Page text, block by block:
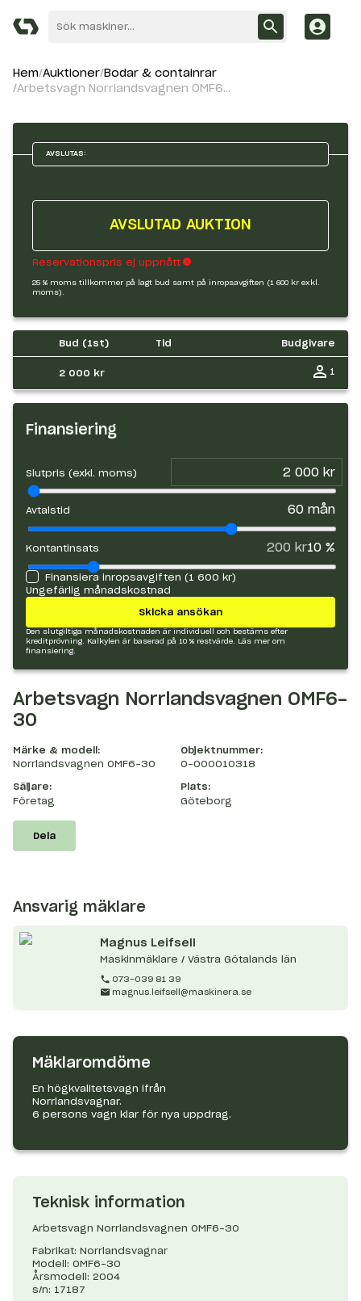
Hem Auktioner Bodar & containrar
Arbetsvagn Norrlandsvagnen OMF6-30
AVSLUTAS:
AVSLUTAD AUKTION
Reservationspris ej uppnått
25 % moms tillkommer på lagt bud samt på inropsavgiften (1 600 kr exkl.
moms).
Bud (1st) Tid Budgivare
2 000 kr 1
Finansiering
Slutpris (exkl. moms)
Avtalstid 60 mån
Kontantinsats 200 kr10 %
Finansiera inropsavgiften (1 600 kr)
Ungefärlig månadskostnad
Skicka ansökan
Den slutgiltiga månadskostnaden är individuell och bestäms efter
kreditprövning. Kalkylen är baserad på 10 % restvärde.
Läs mer om
finansiering.
Arbetsvagn Norrlandsvagnen OMF6-
30
Märke & modell:
Norrlandsvagnen OMF6-30
Objektnummer:
O-000010318
Säljare:
Företag
Plats:
Göteborg
Dela
Ansvarig mäklare
Magnus Leifsell
Maskinmäklare / Västra Götalands län
073-039 81 39
magnus.leifsell@maskinera.se
Mäklaromdöme
En högkvalitetsvagn ifrån
Norrlandsvagnar.
6 persons vagn klar för nya uppdrag.
Teknisk information
Arbetsvagn Norrlandsvagnen OMF6-30
Fabrikat: Norrlandsvagnar
Modell: OMF6-30
Årsmodell: 2004
s/n: 17187